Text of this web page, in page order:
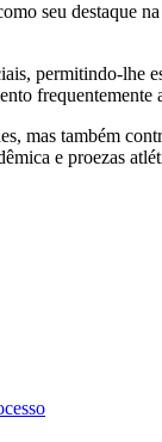
seu destaque
permitindo-
frequentemente
mas também
e proezas